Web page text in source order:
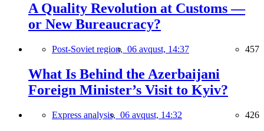
A Quality Revolution at Customs —
or New Bureaucracy?
Post-Soviet region, 06 avqust, 14:37 457
What Is Behind the Azerbaijani
Foreign Minister’s Visit to Kyiv?
Express analysis, 06 avqust, 14:32 426